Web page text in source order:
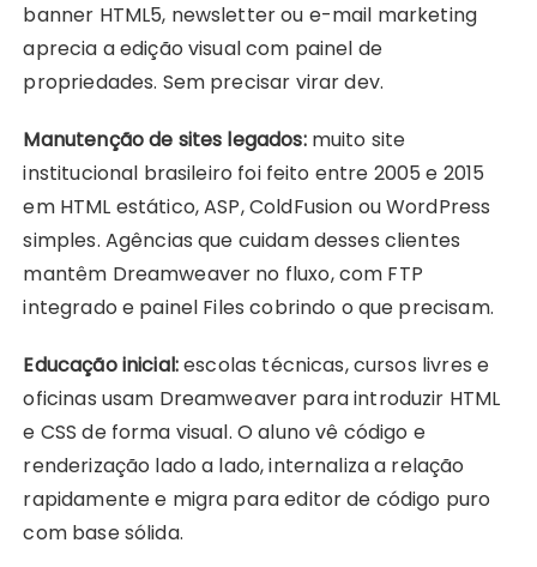
banner HTML5, newsletter ou e-mail marketing
aprecia a edição visual com painel de
propriedades. Sem precisar virar dev.
Manutenção de sites legados:muito site
institucional brasileiro foi feito entre 2005 e 2015
em HTML estático, ASP, ColdFusion ou WordPress
simples. Agências que cuidam desses clientes
mantêm Dreamweaver no fluxo, com FTP
integrado e painel Files cobrindo o que precisam.
Educação inicial:escolas técnicas, cursos livres e
oficinas usam Dreamweaver para introduzir HTML
e CSS de forma visual. O aluno vê código e
renderização lado a lado, internaliza a relação
rapidamente e migra para editor de código puro
com base sólida.